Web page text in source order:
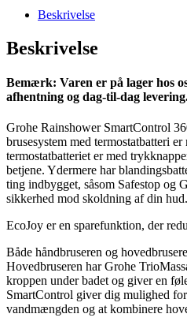
antal
Beskrivelse
Beskrivelse
Bemærk: Varen er på lager hos
afhentning og dag-til-dag
Grohe Rainshower SmartControl
brusesystem med termostatbatteri
termostatbatteriet er med
betjene. Ydermere har
ting indbygget, såsom Safestop og
sikkerhed mod skoldning af din hud.
EcoJoy er en sparefunktion, der
Både håndbruseren og
Hovedbruseren har Grohe
kroppen under badet og giver en
SmartControl giver dig mulighed
vandmængden og at kombinere